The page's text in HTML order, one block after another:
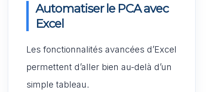
Automatiser le PCA avec
Excel
Les fonctionnalités avancées d’Excel
permettent d’aller bien au-delà d’un
simple tableau.